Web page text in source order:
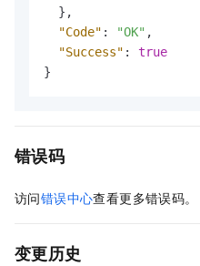
} ,
"Code" : "OK" ,
"Success" :
true
}
错误码
访问错误中心查看更多错误码。
变更历史